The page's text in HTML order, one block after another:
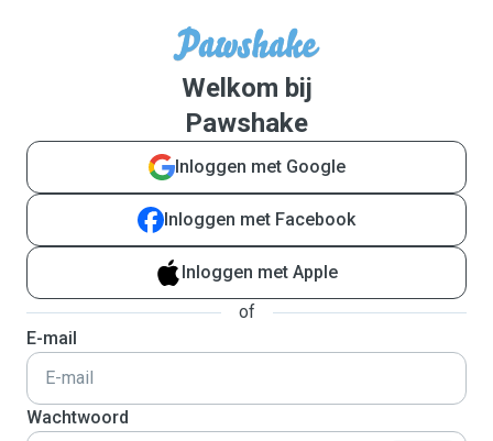
Welkom bij
Pawshake
Inloggen met Google
Inloggen met Facebook
Inloggen met Apple
of
E-mail
Wachtwoord